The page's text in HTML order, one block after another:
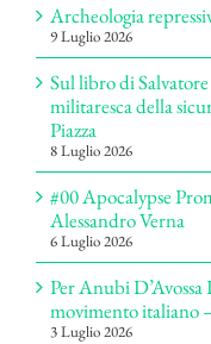
Archeologia
9 Luglio 2026
Sul libro di
militaresca della
Piazza
8 Luglio 2026
#00 Apocalypse
Alessandro Verna
6 Luglio 2026
Per Anubi
movimento italiano
3 Luglio 2026